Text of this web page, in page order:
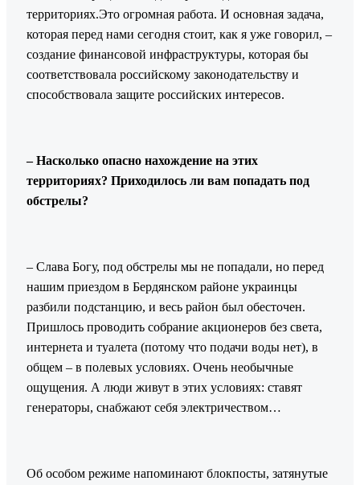
территориях.Это огромная работа. И основная задача,
которая перед нами сегодня стоит, как я уже говорил, –
создание финансовой инфраструктуры, которая бы
соответствовала российскому законодательству и
способствовала защите российских интересов.
– Насколько опасно нахождение на этих
территориях? Приходилось ли вам попадать под
обстрелы?
– Слава Богу, под обстрелы мы не попадали, но перед
нашим приездом в Бердянском районе украинцы
разбили подстанцию, и весь район был обесточен.
Пришлось проводить собрание акционеров без света,
интернета и туалета (потому что подачи воды нет), в
общем – в полевых условиях. Очень необычные
ощущения. А люди живут в этих условиях: ставят
генераторы, снабжают себя электричеством…
Об особом режиме напоминают блокпосты, затянутые